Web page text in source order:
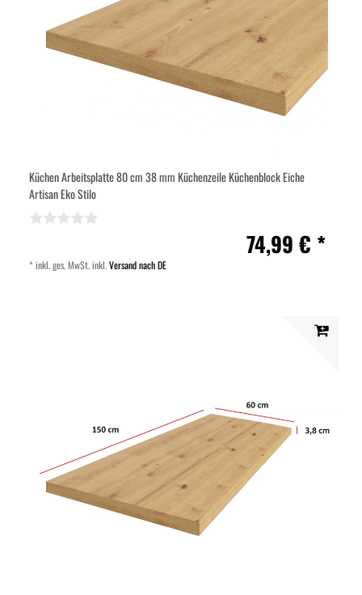
Küchen Arbeitsplatte 80 cm 38 mm Küchenzeile Küchenblock Eiche
Artisan Eko Stilo
74,99 € *
*inkl. ges. MwSt.inkl.Versand nach DE